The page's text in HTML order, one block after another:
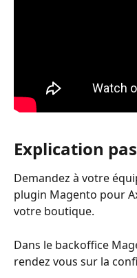
Explication
Demandez à votre
plugin Magento pour
votre boutique.
Dans le backoffice
rendez vous sur la